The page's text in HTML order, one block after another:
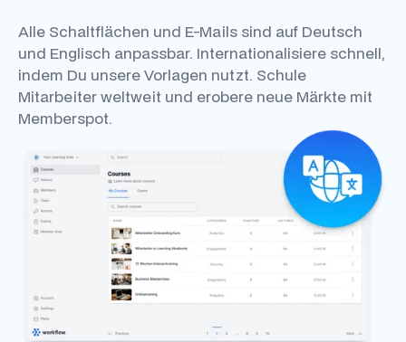
Alle Schaltflächen und E-Mails sind auf Deutsch
und Englisch anpassbar. Internationalisiere schnell,
indem Du unsere Vorlagen nutzt. Schule
Mitarbeiter weltweit und erobere neue Märkte mit
Memberspot.